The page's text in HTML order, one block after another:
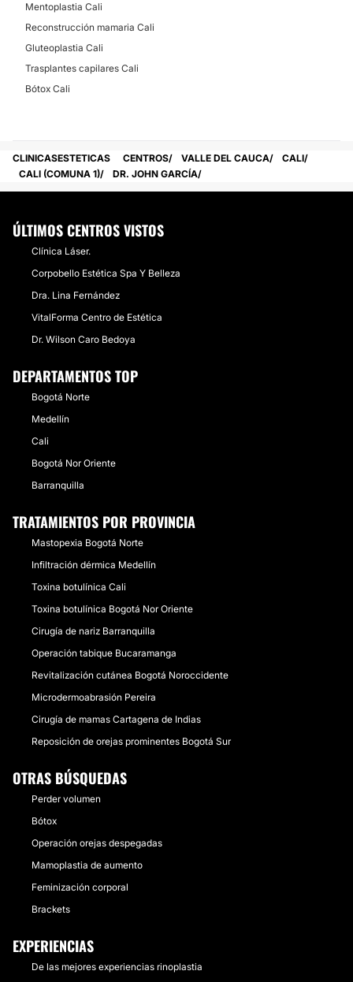
Financiación o facilidades de pago:
Métodos de pago aceptados:
Mentoplastia Cali
Reconstrucción mamaria Cali
Gluteoplastia Cali
Trasplantes capilares Cali
Bótox Cali
CLINICASESTETICAS CENTROS VALLE DEL CAUCA
CALI
CALI (COMUNA 1)
DR. JOHN GARCÍA
ÚLTIMOS CENTROS VISTOS
Clínica Láser.
Corpobello Estética Spa Y Belleza
Dra. Lina Fernández
VitalForma Centro de Estética
Dr. Wilson Caro Bedoya
DEPARTAMENTOS TOP
Bogotá Norte
Medellín
Cali
Bogotá Nor Oriente
Barranquilla
TRATAMIENTOS POR PROVINCIA
Mastopexia Bogotá Norte
Infiltración dérmica Medellín
Toxina botulínica Cali
Toxina botulínica Bogotá Nor Oriente
Cirugía de nariz Barranquilla
Operación tabique Bucaramanga
Revitalización cutánea Bogotá Noroccidente
Microdermoabrasión Pereira
Cirugía de mamas Cartagena de Indias
Reposición de orejas prominentes Bogotá Sur
OTRAS BÚSQUEDAS
Perder volumen
Bótox
Operación orejas despegadas
Mamoplastia de aumento
Feminización corporal
Brackets
EXPERIENCIAS
De las mejores experiencias rinoplastia